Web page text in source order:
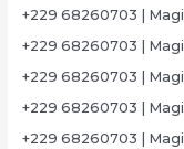
+229 68260703 |
+229 68260703 |
+229 68260703 |
+229 68260703 |
+229 68260703 |